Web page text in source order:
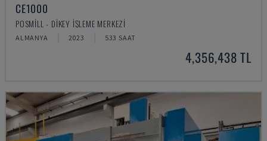
CE1000
POSMILL - DIKEY İŞLEME MERKEZI
ALMANYA 2023 533 SAAT
4,356,438 TL